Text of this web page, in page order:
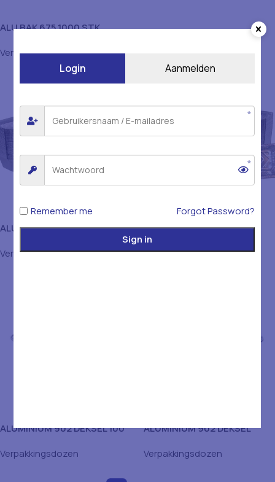
ALU BAK 675 1000 STK
Verpakkingsdozen
ALU BAK 850 10X100 DOOS
Verpakkingsdozen
ALU BAK 850 LB 100STK
Verpakkingsdozen
ALUMINIUM 902 DEKSEL 100
Verpakkingsdozen
ALUMINIUM 902 DEKSEL
Verpakkingsdozen
Login Aanmelden
Remember me Forgot Password?
Sign in